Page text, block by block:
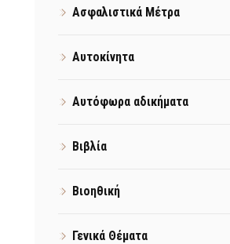
Ασφαλιστικά Μέτρα
Αυτοκίνητα
Αυτόφωρα αδικήματα
Βιβλία
Βιοηθική
Γενικά Θέματα